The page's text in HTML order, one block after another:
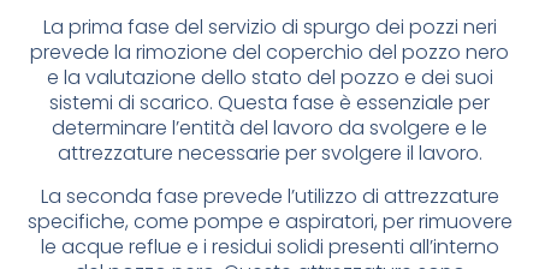
La prima fase del servizio di spurgo dei pozzi neri
prevede la rimozione del coperchio del pozzo nero
e la valutazione dello stato del pozzo e dei suoi
sistemi di scarico. Questa fase è essenziale per
determinare l’entità del lavoro da svolgere e le
attrezzature necessarie per svolgere il lavoro.
La seconda fase prevede l’utilizzo di attrezzature
specifiche, come pompe e aspiratori, per rimuovere
le acque reflue e i residui solidi presenti all’interno